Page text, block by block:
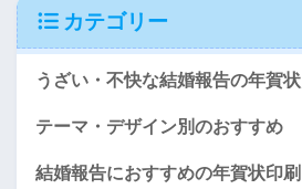
カテゴリー
うざい・不快な結婚報告の年賀状
テーマ・デザイン別のおすすめ
結婚報告におすすめの年賀状印刷